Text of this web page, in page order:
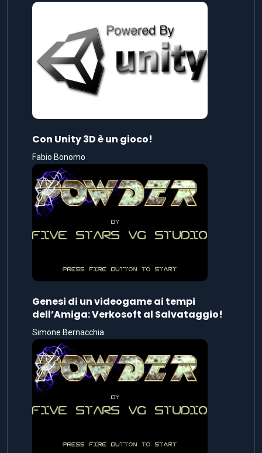
Con Unity 3D è un gioco!
Fabio Bonomo
Genesi di un videogame ai tempi
dell’Amiga: Verkosoft al Salvataggio!
Simone Bernacchia